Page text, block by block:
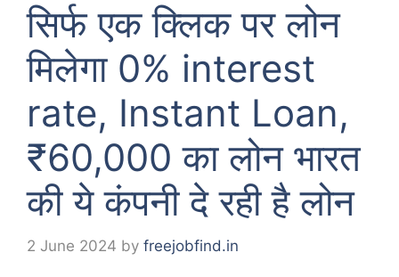
सिर्फ एक क्लिक पर लोन
मिलेगा 0% interest
rate, Instant Loan,
₹60,000 का लोन भारत
की ये कंपनी दे रही है लोन
2 June 2024 by freejobfind.in